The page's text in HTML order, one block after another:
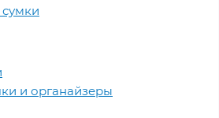
и органайзеры